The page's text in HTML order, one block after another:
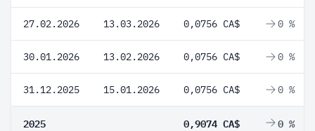
27.02.2026 13.03.2026 0,0756 CA$ 0 %
30.01.2026 13.02.2026 0,0756 CA$ 0 %
31.12.2025 15.01.2026 0,0756 CA$ 0 %
2025 0,9074 CA$ 0 %